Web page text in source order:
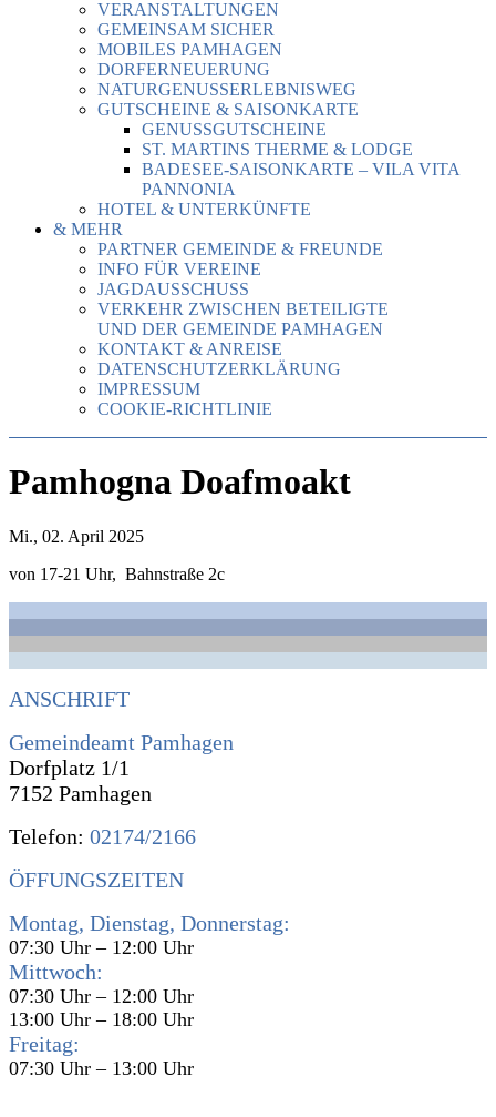
VERANSTALTUNGEN
GEMEINSAM SICHER
MOBILES PAMHAGEN
DORFERNEUERUNG
NATURGENUSSERLEBNISWEG
GUTSCHEINE & SAISONKARTE
GENUSSGUTSCHEINE
ST. MARTINS THERME & LODGE
BADESEE-SAISONKARTE – VILA VITA
PANNONIA
HOTEL & UNTERKÜNFTE
& MEHR
PARTNER GEMEINDE & FREUNDE
INFO FÜR VEREINE
JAGDAUSSCHUSS
VERKEHR ZWISCHEN BETEILIGTE
UND DER GEMEINDE PAMHAGEN
KONTAKT & ANREISE
DATENSCHUTZERKLÄRUNG
IMPRESSUM
COOKIE-RICHTLINIE
Pamhogna Doafmoakt
Mi., 02. April 2025
von 17-21 Uhr, Bahnstraße 2c
ANSCHRIFT
Gemeindeamt Pamhagen
Dorfplatz 1/1
7152 Pamhagen
Telefon: 02174/2166
ÖFFUNGSZEITEN
Montag, Dienstag, Donnerstag:
07:30 Uhr – 12:00 Uhr
Mittwoch:
07:30 Uhr – 12:00 Uhr
13:00 Uhr – 18:00 Uhr
Freitag:
07:30 Uhr – 13:00 Uhr